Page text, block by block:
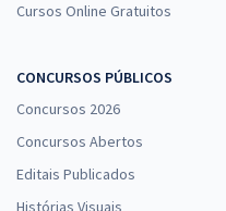
Cursos Online Gratuitos
CONCURSOS PÚBLICOS
Concursos 2026
Concursos Abertos
Editais Publicados
Histórias Visuais